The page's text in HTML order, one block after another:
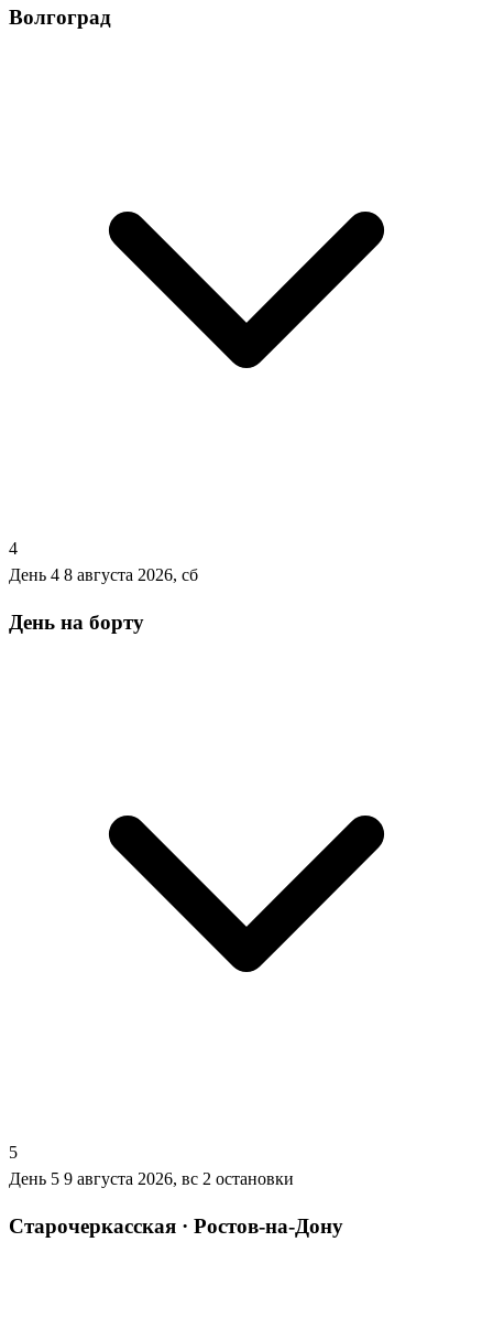
Волгоград
4
День 4 8 августа 2026, сб
День на борту
5
День 5 9 августа 2026, вс 2 остановки
Старочеркасская · Ростов-на-Дону